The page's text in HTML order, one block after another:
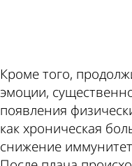
Кроме того,
эмоции,
появления
как хроническая
снижение